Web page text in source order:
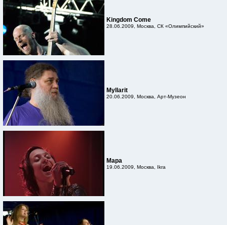
Kingdom Come
28.06.2009, Москва, СК «Олимпийский»
Myllarit
20.06.2009, Москва, Арт-Музеон
Мара
19.06.2009, Москва, Ikra